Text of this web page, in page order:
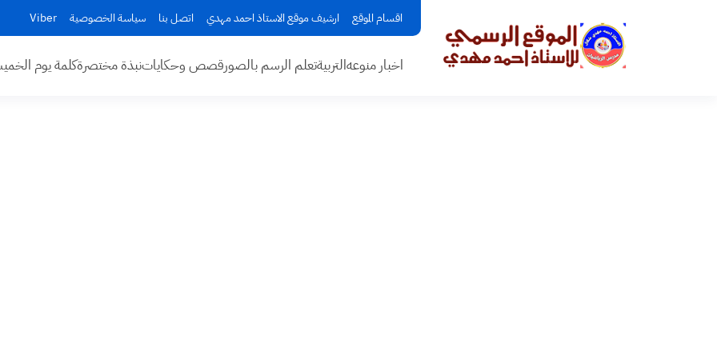
اقسام الموقع ارشيف موقع الاستاذ احمد مهدي اتصل بنا سياسة الخصوصية Viber
اخبار منوعهالتربيةتعلم الرسم بالصورقصص وحكاياتنبذة مختصرةكلمة يوم